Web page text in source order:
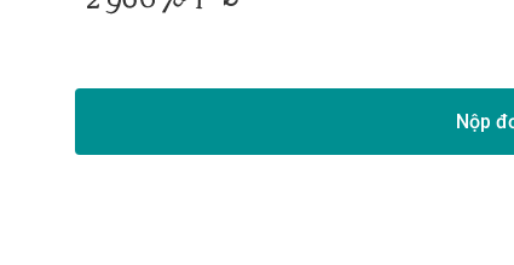
Nộp